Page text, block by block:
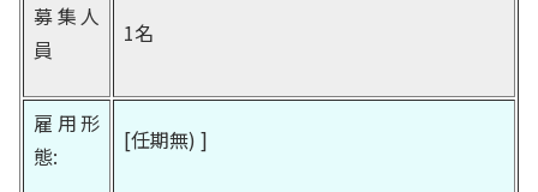
募集人
員
1名
雇用形
態:
[任期無) ]